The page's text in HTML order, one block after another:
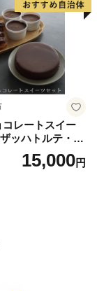
レートスイー
ッハトルテ・エ
ョコレートムー
15,000円